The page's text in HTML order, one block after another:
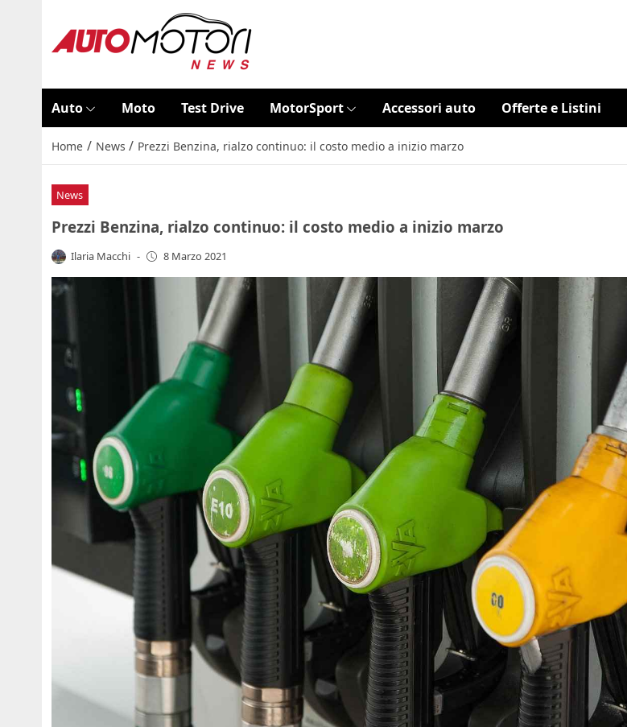
Auto Moto Test Drive MotorSport Accessori auto Offerte e Listini
Home / News / Prezzi Benzina, rialzo continuo: il costo medio a inizio marzo
News
Prezzi Benzina, rialzo continuo: il costo medio a inizio marzo
Ilaria Macchi - 8 Marzo 2021